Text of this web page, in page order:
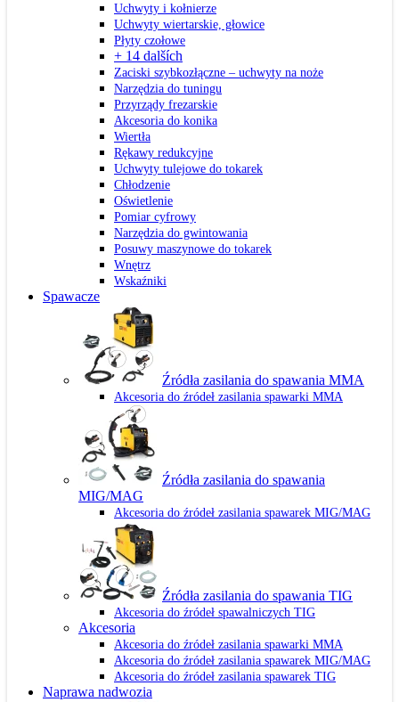
Uchwyty i kołnierze
Uchwyty wiertarskie, głowice
Płyty czołowe
+ 14 dalších
Zaciski szybkozłączne – uchwyty na noże
Narzędzia do tuningu
Przyrządy frezarskie
Akcesoria do konika
Wiertła
Rękawy redukcyjne
Uchwyty tulejowe do tokarek
Chłodzenie
Oświetlenie
Pomiar cyfrowy
Narzędzia do gwintowania
Posuwy maszynowe do tokarek
Wnętrz
Wskaźniki
Spawacze
Źródła zasilania do spawania MMA
Akcesoria do źródeł zasilania spawarki MMA
Źródła zasilania do spawania
MIG/MAG
Akcesoria do źródeł zasilania spawarek MIG/MAG
Źródła zasilania do spawania TIG
Akcesoria do źródeł spawalniczych TIG
Akcesoria
Akcesoria do źródeł zasilania spawarki MMA
Akcesoria do źródeł zasilania spawarek MIG/MAG
Akcesoria do źródeł zasilania spawarek TIG
Naprawa nadwozia